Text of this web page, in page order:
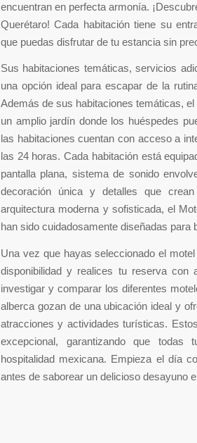
encuentran en perfecta armonía.
Querétaro! Cada habitación tiene su
que puedas disfrutar de tu estancia sin
Sus habitaciones temáticas, servicios
una opción ideal para escapar de la
Además de sus habitaciones temáticas,
un amplio jardín donde los huéspedes
las habitaciones cuentan con acceso a
las 24 horas. Cada habitación está
pantalla plana, sistema de sonido
decoración única y detalles que
arquitectura moderna y sofisticada, el
han sido cuidadosamente diseñadas para
Una vez que hayas seleccionado el
disponibilidad y realices tu reserva con
investigar y comparar los diferentes
alberca gozan de una ubicación ideal y
atracciones y actividades turísticas.
excepcional, garantizando que
hospitalidad mexicana. Empieza el día
antes de saborear un delicioso desayuno